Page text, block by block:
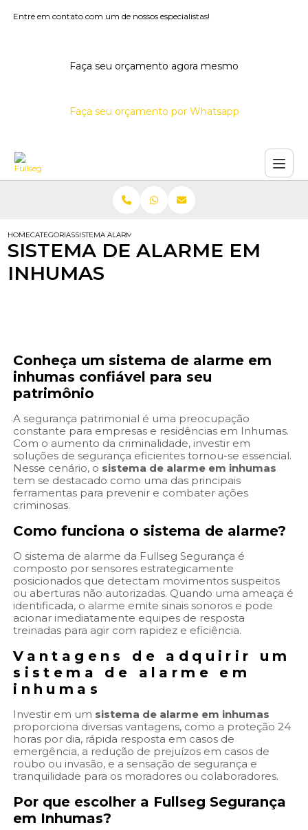
Entre em contato com um de nossos especialistas!
Faça seu orçamento agora mesmo
Faça seu orçamento por Whatsapp
HOMECATEGORIASSISTEMA ALARME INHUMAS
SISTEMA DE ALARME EM
INHUMAS
Conheça um sistema de alarme em
inhumas confiável para seu
patrimônio
A segurança patrimonial é uma preocupação
constante para empresas e residências em Inhumas.
Com o aumento da criminalidade, investir em
soluções de segurança eficientes tornou-se essencial.
Nesse cenário, o sistema de alarme em inhumas
tem se destacado como uma das principais
ferramentas para prevenir e combater ações
criminosas.
Como funciona o sistema de alarme?
O sistema de alarme da Fullseg Segurança é
composto por sensores estrategicamente
posicionados que detectam movimentos suspeitos
ou aberturas não autorizadas. Quando uma ameaça é
identificada, o alarme emite sinais sonoros e pode
acionar imediatamente equipes de resposta
treinadas para agir com rapidez e eficiência.
Vantagens de adquirir um
sistema de alarme em
inhumas
Investir em um sistema de alarme em inhumas
proporciona diversas vantagens, como a proteção 24
horas por dia, rápida resposta em casos de
emergência, a redução de prejuízos em casos de
roubo ou invasão, e a sensação de segurança e
tranquilidade para os moradores ou colaboradores.
Por que escolher a Fullseg Segurança
em Inhumas?